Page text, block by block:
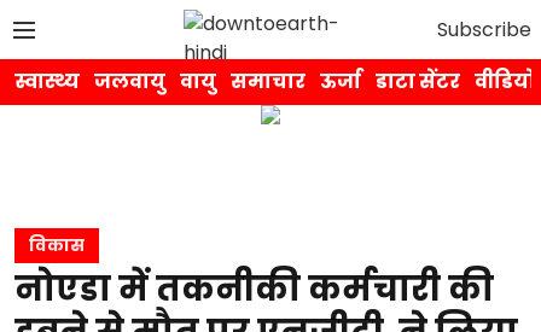
Subscribe
स्वास्थ्य जलवायु वायु समाचार ऊर्जा डाटा सेंटर वीडियो
विकास
नोएडा में तकनीकी कर्मचारी की